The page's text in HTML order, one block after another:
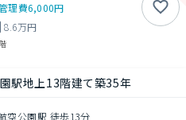
理費6,000円
8.6万円
駅地上13階建て築35年
空公園駅 徒歩13分